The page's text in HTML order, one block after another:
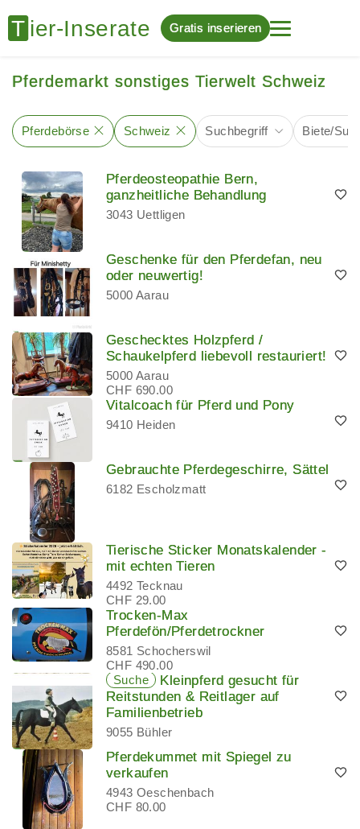
Gratis inserieren
Pferdemarkt sonstiges Tierwelt Schweiz
Pferdebörse Schweiz Suchbegriff Biete/
Pferdeosteopathie Bern,
ganzheitliche Behandlung
3043 Uettligen
Geschenke für den Pferdefan, neu
oder neuwertig!
5000 Aarau
Geschecktes Holzpferd /
Schaukelpferd liebevoll restauriert!
5000 Aarau
CHF 690.00
Vitalcoach für Pferd und Pony
9410 Heiden
Gebrauchte Pferdegeschirre, Sättel
6182 Escholzmatt
Tierische Sticker Monatskalender -
mit echten Tieren
4492 Tecknau
CHF 29.00
Trocken-Max
Pferdefön/Pferdetrockner
8581 Schocherswil
CHF 490.00
Suche
Kleinpferd gesucht für
Reitstunden & Reitlager auf
Familienbetrieb
9055 Bühler
Pferdekummet mit Spiegel zu
verkaufen
4943 Oeschenbach
CHF 80.00